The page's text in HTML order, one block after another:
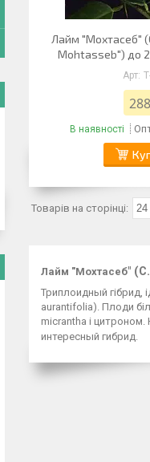
Лайм "Мохтасеб"
Mohtasseb") до
В наявності
Лайм "Мохтасеб"
Триплоидный гібрид,
aurantifolia). Плоди
micrantha і
интересный гибрид.